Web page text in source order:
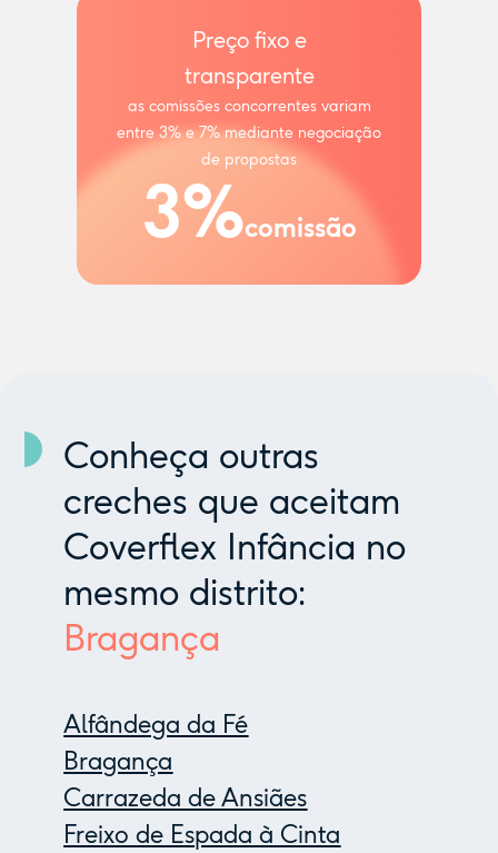
Preço fixo e
transparente
as comissões concorrentes variam
entre 3% e 7% mediante negociação
de propostas
3%comissão
Conheça outras
creches que aceitam
Coverflex Infância no
mesmo distrito:
Bragança
Alfândega da Fé
Bragança
Carrazeda de Ansiães
Freixo de Espada à Cinta